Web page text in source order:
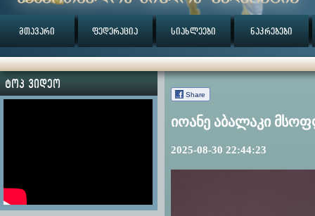
მთავარი ფედერაცია სიახლეები ნაკრებები
ტოპ ვიდეო
Share
იოანე აბალაკი
2025-08-30 22:44:23